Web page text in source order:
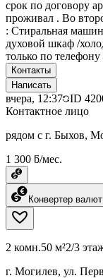
срок по договору
проживал . Во
: Стиральная
духовой шкаф /
только по телефону
Контакты
Написать
вчера, 12:37 ID
Контактное лицо
рядом с г. Быхов,
1 300 ƃ/мес.
Конвертер валют
2 комн.50 м²2/3
г. Могилев, ул.